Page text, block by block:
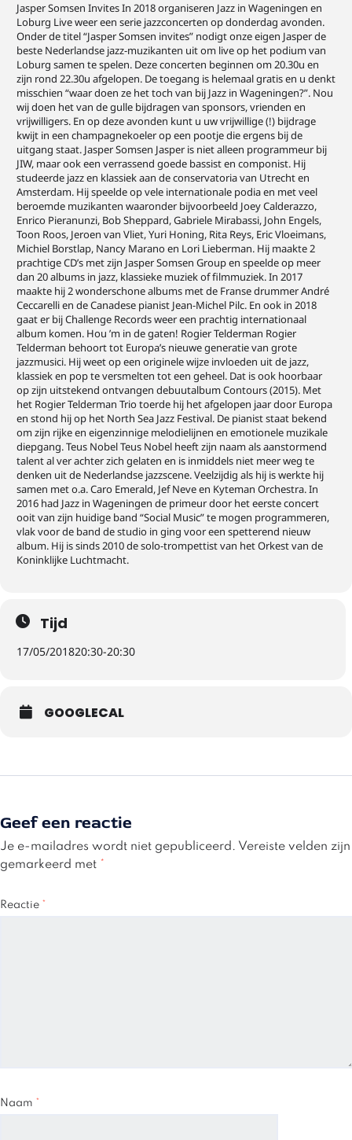
Jasper Somsen Invites In 2018 organiseren Jazz in Wageningen en
Loburg Live weer een serie jazzconcerten op donderdag avonden.
Onder de titel “Jasper Somsen invites” nodigt onze eigen Jasper de
beste Nederlandse jazz-muzikanten uit om live op het podium van
Loburg samen te spelen. Deze concerten beginnen om 20.30u en
zijn rond 22.30u afgelopen. De toegang is helemaal gratis en u denkt
misschien “waar doen ze het toch van bij Jazz in Wageningen?”. Nou
wij doen het van de gulle bijdragen van sponsors, vrienden en
vrijwilligers. En op deze avonden kunt u uw vrijwillige (!) bijdrage
kwijt in een champagnekoeler op een pootje die ergens bij de
uitgang staat. Jasper Somsen Jasper is niet alleen programmeur bij
JIW, maar ook een verrassend goede bassist en componist. Hij
studeerde jazz en klassiek aan de conservatoria van Utrecht en
Amsterdam. Hij speelde op vele internationale podia en met veel
beroemde muzikanten waaronder bijvoorbeeld Joey Calderazzo,
Enrico Pieranunzi, Bob Sheppard, Gabriele Mirabassi, John Engels,
Toon Roos, Jeroen van Vliet, Yuri Honing, Rita Reys, Eric Vloeimans,
Michiel Borstlap, Nancy Marano en Lori Lieberman. Hij maakte 2
prachtige CD’s met zijn Jasper Somsen Group en speelde op meer
dan 20 albums in jazz, klassieke muziek of filmmuziek. In 2017
maakte hij 2 wonderschone albums met de Franse drummer André
Ceccarelli en de Canadese pianist Jean-Michel Pilc. En ook in 2018
gaat er bij Challenge Records weer een prachtig internationaal
album komen. Hou ’m in de gaten! Rogier Telderman Rogier
Telderman behoort tot Europa’s nieuwe generatie van grote
jazzmusici. Hij weet op een originele wijze invloeden uit de jazz,
klassiek en pop te versmelten tot een geheel. Dat is ook hoorbaar
op zijn uitstekend ontvangen debuutalbum Contours (2015). Met
het Rogier Telderman Trio toerde hij het afgelopen jaar door Europa
en stond hij op het North Sea Jazz Festival. De pianist staat bekend
om zijn rijke en eigenzinnige melodielijnen en emotionele muzikale
diepgang. Teus Nobel Teus Nobel heeft zijn naam als aanstormend
talent al ver achter zich gelaten en is inmiddels niet meer weg te
denken uit de Nederlandse jazzscene. Veelzijdig als hij is werkte hij
samen met o.a. Caro Emerald, Jef Neve en Kyteman Orchestra. In
2016 had Jazz in Wageningen de primeur door het eerste concert
ooit van zijn huidige band “Social Music” te mogen programmeren,
vlak voor de band de studio in ging voor een spetterend nieuw
album. Hij is sinds 2010 de solo-trompettist van het Orkest van de
Koninklijke Luchtmacht.
Tijd
17/05/201820:30-20:30
GOOGLECAL
Geef een reactie
Je e-mailadres wordt niet gepubliceerd. Vereiste velden zijn
gemarkeerd met *
Reactie *
Naam *